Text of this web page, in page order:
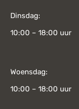
Dinsdag:
10:00 – 18:00 uur
Woensdag:
10:00 – 18:00 uur